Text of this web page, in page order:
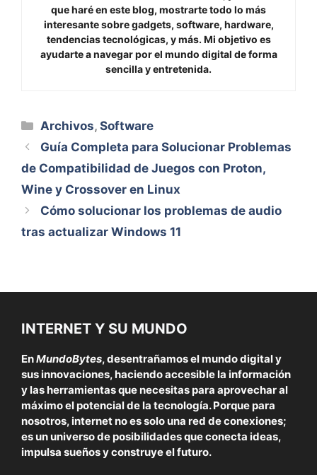
que haré en este blog, mostrarte todo lo más
interesante sobre gadgets, software, hardware,
tendencias tecnológicas, y más. Mi objetivo es
ayudarte a navegar por el mundo digital de forma
sencilla y entretenida.
Categorías
Archivos,Software
Guía Completa para Solucionar Problemas
de Compatibilidad de Juegos con Proton,
Wine y Crossover en Linux
Cómo solucionar los problemas de audio
tras actualizar Windows 11
INTERNET Y SU MUNDO
EnMundoBytes, desentrañamos el mundo digital y
sus innovaciones, haciendo accesible la información
y las herramientas que necesitas para aprovechar al
máximo el potencial de la tecnología. Porque para
nosotros, internet no es solo una red de conexiones;
es un universo de posibilidades que conecta ideas,
impulsa sueños y construye el futuro.